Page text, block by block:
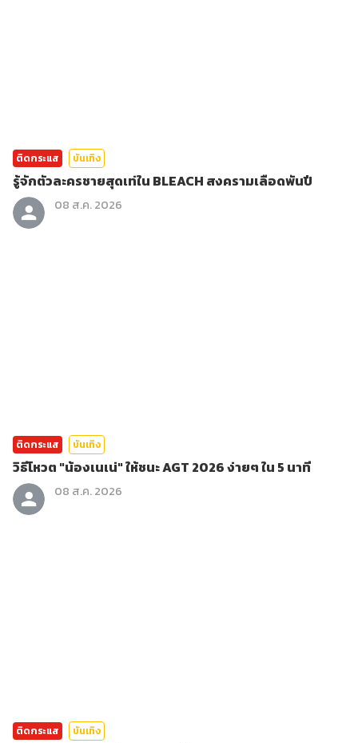
ติดกระแส บันเทิง
รู้จักตัวละครชายสุดเท่ใน BLEACH สงครามเลือดพันปี
08 ส.ค. 2026
ติดกระแส บันเทิง
วิธีโหวต "น้องเนเน่" ให้ชนะ AGT 2026 ง่ายๆ ใน 5 นาที
08 ส.ค. 2026
ติดกระแส บันเทิง